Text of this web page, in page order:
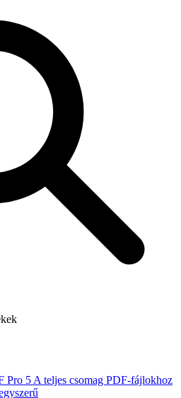
Pro 5 A teljes csomag PDF-fájlokhoz